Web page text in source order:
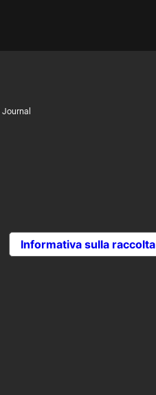
Informativa sulla raccolta